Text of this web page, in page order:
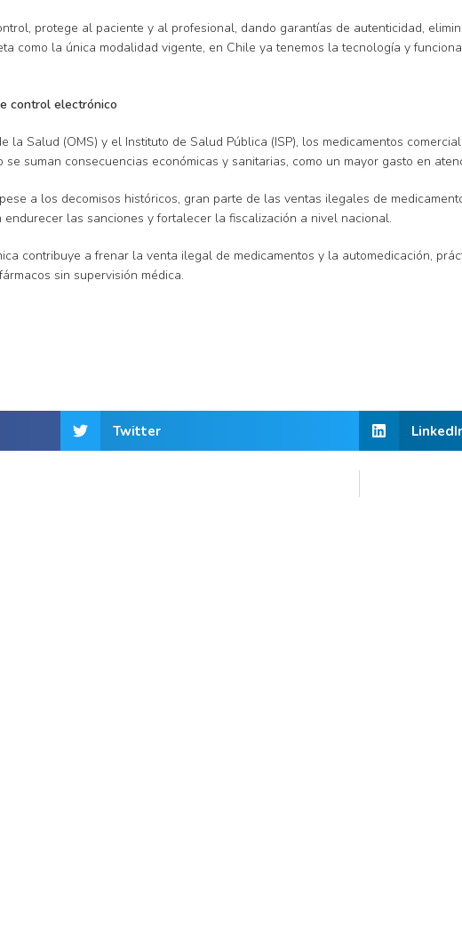
protege al paciente y al profesional, dando garantías de autenticidad,
como la única modalidad vigente, en Chile ya tenemos la tecnología y
control electrónico
la Salud (OMS) y el Instituto de Salud Pública (ISP), los medicamentos
suman consecuencias económicas y sanitarias, como un mayor gasto en
a los decomisos históricos, gran parte de las ventas ilegales de
las sanciones y fortalecer la fiscalización a nivel nacional.
contribuye a frenar la venta ilegal de medicamentos y la automedicación,
sin supervisión médica.
Twitter